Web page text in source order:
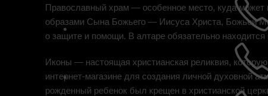
Православный храм — особенное место, куда
образами Сына Божьего — Иисуса Христа, Божьей
о защите и помощи. В алтаре обязательно находится
Иконы — настоящая христианская реликвия,
интернет-магазине для создания личной духовной
рожденный ребенок был крещен в христианской